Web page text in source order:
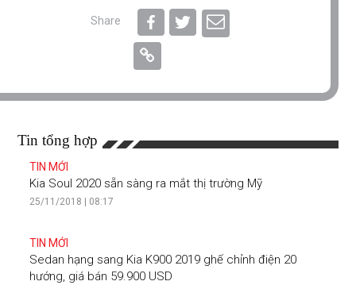
Share
Tin tổng hợp
TIN MỚI
Kia Soul 2020 sẵn sàng ra mắt thị trường Mỹ
25/11/2018 | 08:17
TIN MỚI
Sedan hạng sang Kia K900 2019 ghế chỉnh điện 20
hướng, giá bán 59.900 USD